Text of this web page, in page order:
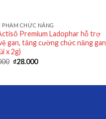
PHẨM CHỨC NĂNG
Premium Ladophar hỗ trợ
gan, tăng cường chức năng gan
x 2g)
₫28.000